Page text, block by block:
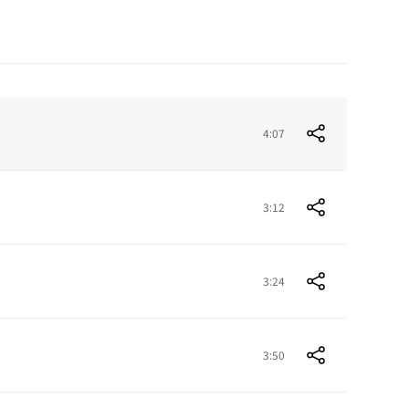
4:07
3:12
3:24
3:50